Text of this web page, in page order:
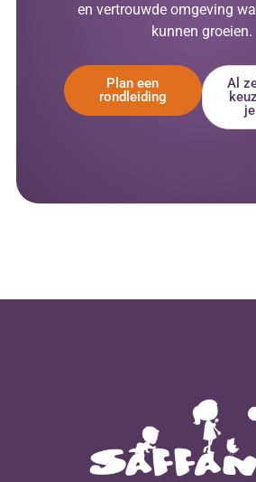
en vertrouwde omgeving
kunnen groeien.
Plan een
rondleiding
Al